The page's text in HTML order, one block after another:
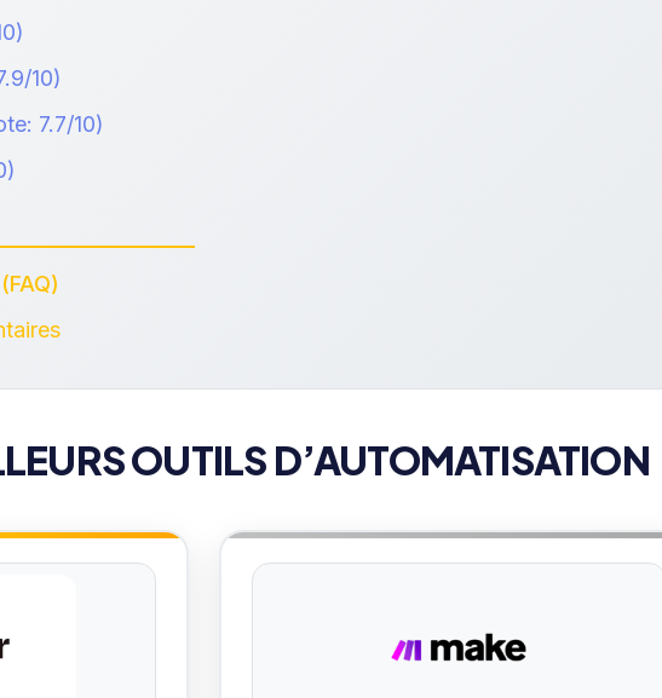
10)
7.7/10)
OUTILS D’AUTOMATISATION